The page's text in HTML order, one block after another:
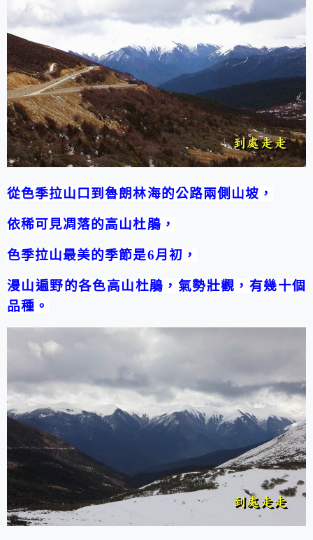
從色季拉山口到魯朗林海的公路兩側山坡，
依稀可見凋落的高山杜鵑，
色季拉山最美的季節是6月初，
漫山遍野的各色高山杜鵑，氣勢壯觀，有幾十個
品種。